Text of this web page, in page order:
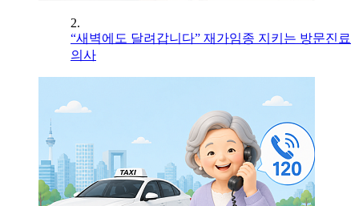
2.
“새벽에도 달려갑니다” 재가임종 지키는 방문진료
의사